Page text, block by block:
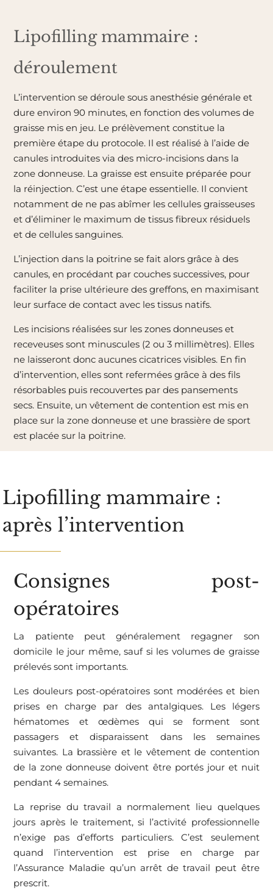
Lipofilling mammaire :
déroulement
L’intervention se déroule sous anesthésie générale et
dure environ 90 minutes, en fonction des volumes de
graisse mis en jeu. Le prélèvement constitue la
première étape du protocole. Il est réalisé à l’aide de
canules introduites via des micro-incisions dans la
zone donneuse. La graisse est ensuite préparée pour
la réinjection. C’est une étape essentielle. Il convient
notamment de ne pas abîmer les cellules graisseuses
et d’éliminer le maximum de tissus fibreux résiduels
et de cellules sanguines.
L’injection dans la poitrine se fait alors grâce à des
canules, en procédant par couches successives, pour
faciliter la prise ultérieure des greffons, en maximisant
leur surface de contact avec les tissus natifs.
Les incisions réalisées sur les zones donneuses et
receveuses sont minuscules (2 ou 3 millimètres). Elles
ne laisseront donc aucunes cicatrices visibles. En fin
d’intervention, elles sont refermées grâce à des fils
résorbables puis recouvertes par des pansements
secs. Ensuite, un vêtement de contention est mis en
place sur la zone donneuse et une brassière de sport
est placée sur la poitrine.
Lipofilling mammaire :
après l’intervention
Consignes post-
opératoires
La patiente peut généralement regagner son
domicile le jour même, sauf si les volumes de graisse
prélevés sont importants.
Les douleurs post-opératoires sont modérées et bien
prises en charge par des antalgiques. Les légers
hématomes et œdèmes qui se forment sont
passagers et disparaissent dans les semaines
suivantes. La brassière et le vêtement de contention
de la zone donneuse doivent être portés jour et nuit
pendant 4 semaines.
La reprise du travail a normalement lieu quelques
jours après le traitement, si l’activité professionnelle
n’exige pas d’efforts particuliers. C’est seulement
quand l’intervention est prise en charge par
l’Assurance Maladie qu’un arrêt de travail peut être
prescrit.